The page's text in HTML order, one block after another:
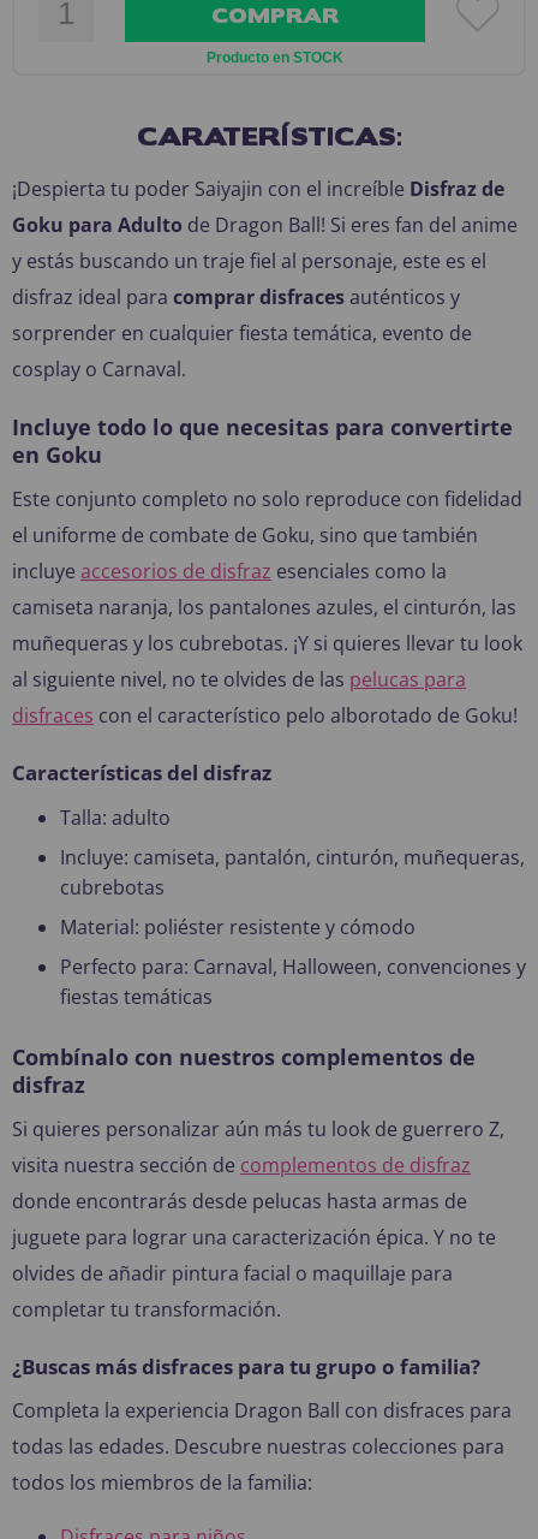
COMPRAR
Producto en STOCK
CARATERÍSTICAS:
¡Despierta tu poder Saiyajin con el increíble Disfraz de
Goku para Adulto de Dragon Ball! Si eres fan del anime
y estás buscando un traje fiel al personaje, este es el
disfraz ideal para comprar disfracesauténticos y
sorprender en cualquier fiesta temática, evento de
cosplay o Carnaval.
Incluye todo lo que necesitas para convertirte
en Goku
Este conjunto completo no solo reproduce con fidelidad
el uniforme de combate de Goku, sino que también
incluye accesorios de disfraz esenciales como la
camiseta naranja, los pantalones azules, el cinturón, las
muñequeras y los cubrebotas. ¡Y si quieres llevar tu look
al siguiente nivel, no te olvides de las pelucas para
disfraces con el característico pelo alborotado de Goku!
Características del disfraz
Talla: adulto
Incluye: camiseta, pantalón, cinturón, muñequeras,
cubrebotas
Material: poliéster resistente y cómodo
Perfecto para: Carnaval, Halloween, convenciones y
fiestas temáticas
Combínalo con nuestros complementos de
disfraz
Si quieres personalizar aún más tu look de guerrero Z,
visita nuestra sección de complementos de disfraz
donde encontrarás desde pelucas hasta armas de
juguete para lograr una caracterización épica. Y no te
olvides de añadir pintura facial o maquillaje para
completar tu transformación.
¿Buscas más disfraces para tu grupo o familia?
Completa la experiencia Dragon Ball con disfraces para
todas las edades. Descubre nuestras colecciones para
todos los miembros de la familia: